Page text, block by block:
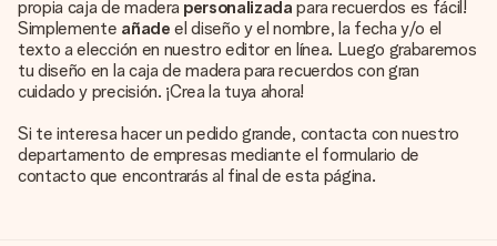
propia caja de madera personalizada para recuerdos es fácil!
Simplemente añade el diseño y el nombre, la fecha y/o el
texto a elección en nuestro editor en línea. Luego grabaremos
tu diseño en la caja de madera para recuerdos con gran
cuidado y precisión. ¡Crea la tuya ahora!
Si te interesa hacer un pedido grande, contacta con nuestro
departamento de empresas mediante el formulario de
contacto que encontrarás al final de esta página.